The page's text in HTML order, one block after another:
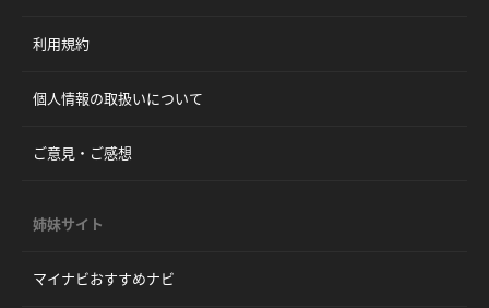
利用規約
個人情報の取扱いについて
ご意見・ご感想
姉妹サイト
マイナビおすすめナビ